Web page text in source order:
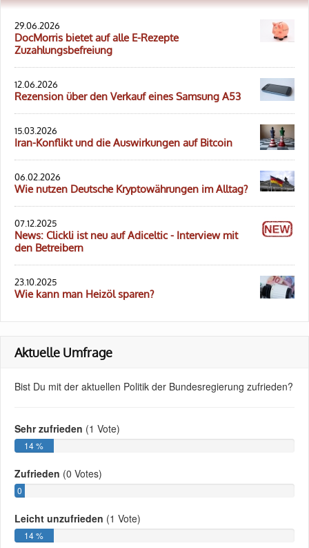
29.06.2026
DocMorris bietet auf alle E-Rezepte
Zuzahlungsbefreiung
12.06.2026
Rezension über den Verkauf eines Samsung A53
15.03.2026
Iran-Konflikt und die Auswirkungen auf Bitcoin
06.02.2026
Wie nutzen Deutsche Kryptowährungen im Alltag?
07.12.2025
News: Clickli ist neu auf Adiceltic - Interview mit
den Betreibern
23.10.2025
Wie kann man Heizöl sparen?
Aktuelle Umfrage